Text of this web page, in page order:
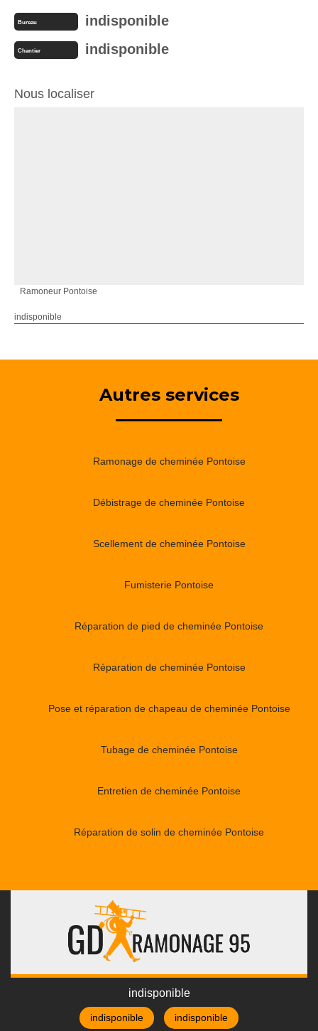
Bureau indisponible
Chantier indisponible
Nous localiser
Ramoneur Pontoise
indisponible
Autres services
Ramonage de cheminée Pontoise
Débistrage de cheminée Pontoise
Scellement de cheminée Pontoise
Fumisterie Pontoise
Réparation de pied de cheminée Pontoise
Réparation de cheminée Pontoise
Pose et réparation de chapeau de cheminée Pontoise
Tubage de cheminée Pontoise
Entretien de cheminée Pontoise
Réparation de solin de cheminée Pontoise
indisponible
indisponible indisponible